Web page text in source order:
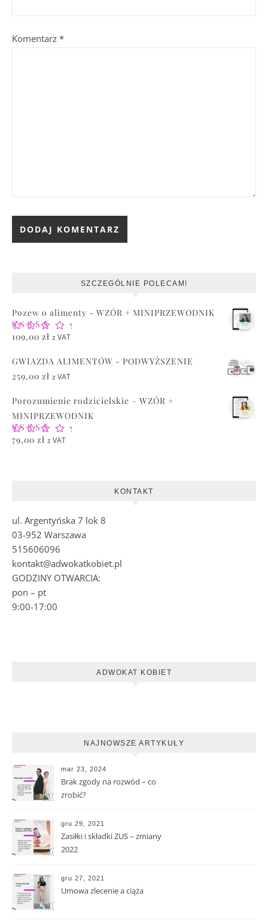
Komentarz *
SZCZEGÓLNIE POLECAM!
Pozew o alimenty - WZÓR + MINIPRZEWODNIK
Oceniono
109,00 zł z VAT
GWIAZDA ALIMENTÓW - PODWYŻSZENIE
259,00 zł z VAT
Porozumienie rodzicielskie – WZÓR +
MINIPRZEWODNIK
Oceniono
79,00 zł z VAT
KONTAKT
ul. Argentyńska 7 lok 8
03-952 Warszawa
515606096
kontakt@adwokatkobiet.pl
GODZINY OTWARCIA:
pon – pt
9:00-17:00
ADWOKAT KOBIET
NAJNOWSZE ARTYKUŁY
mar 23, 2024
Brak zgody na rozwód – co
zrobić?
gru 29, 2021
Zasiłki i składki ZUS – zmiany
2022
gru 27, 2021
Umowa zlecenie a ciąża